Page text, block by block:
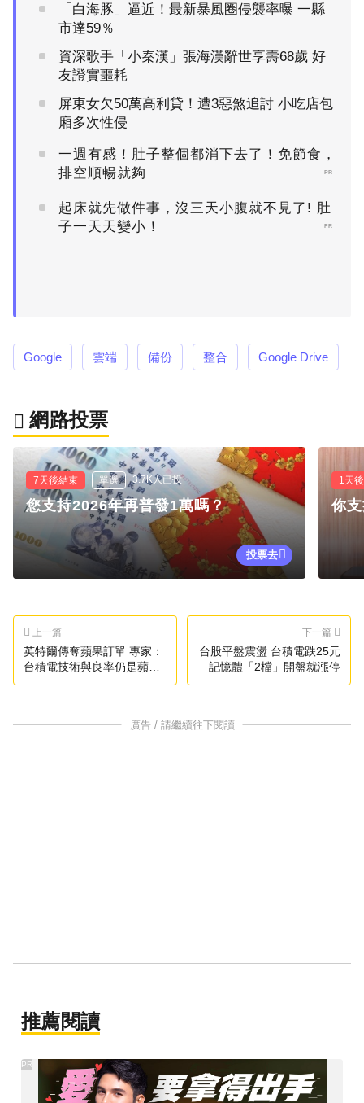
「白海豚」逼近！最新暴風圈侵襲率曝 一縣
市達59％
資深歌手「小秦漢」張海漢辭世享壽68歲 好
友證實噩耗
屏東女欠50萬高利貸！遭3惡煞追討 小吃店包
廂多次性侵
一週有感！肚子整個都消下去了！免節食，
排空順暢就夠
PR
起床就先做件事，沒三天小腹就不見了! 肚
子一天天變小！
PR
Google 雲端 備份 整合 Google Drive
網路投票
7天後結束 單選 3.7K人已投
您支持2026年再普發1萬嗎？
投票去
1天
你
上一篇
英特爾傳奪蘋果訂單 專家：
台積電技術與良率仍是蘋果
代工首選
下一篇
台股平盤震盪 台積電跌25元
記憶體「2檔」開盤就漲停
廣告 / 請繼續往下閱讀
推薦閱讀
PR